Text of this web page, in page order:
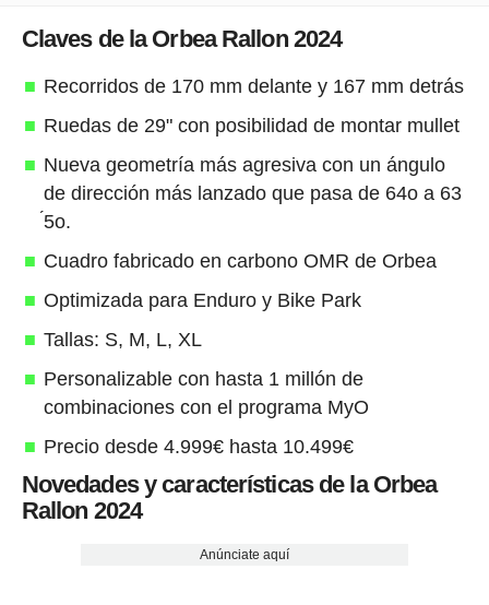
Claves de la Orbea Rallon 2024
Recorridos de 170 mm delante y 167 mm detrás
Ruedas de 29" con posibilidad de montar mullet
Nueva geometría más agresiva con un ángulo
de dirección más lanzado que pasa de 64o a 63
́5o.
Cuadro fabricado en carbono OMR de Orbea
Optimizada para Enduro y Bike Park
Tallas: S, M, L, XL
Personalizable con hasta 1 millón de
combinaciones con el programa MyO
Precio desde 4.999€ hasta 10.499€
Novedades y características de la Orbea
Rallon 2024
Anúnciate aquí